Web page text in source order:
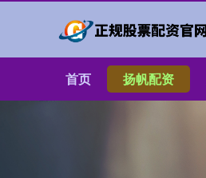
首页 扬帆配资